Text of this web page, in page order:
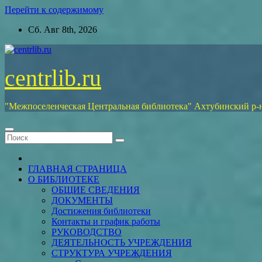
Перейти к содержимому
Сб. Авг 8th, 2026
centrlib.ru
"Межпоселенческая Центральная библиотека" Ахтубинский р-
ГЛАВНАЯ СТРАНИЦА
О БИБЛИОТЕКЕ
ОБЩИЕ СВЕДЕНИЯ
ДОКУМЕНТЫ
Достижения библиотеки
Контакты и график работы
РУКОВОДСТВО
ДЕЯТЕЛЬНОСТЬ УЧРЕЖДЕНИЯ
СТРУКТУРА УЧРЕЖДЕНИЯ